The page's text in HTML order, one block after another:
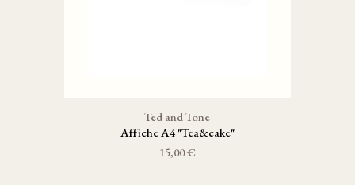
Ted and Tone
Affiche A4 "Tea&cake"
15,00 €